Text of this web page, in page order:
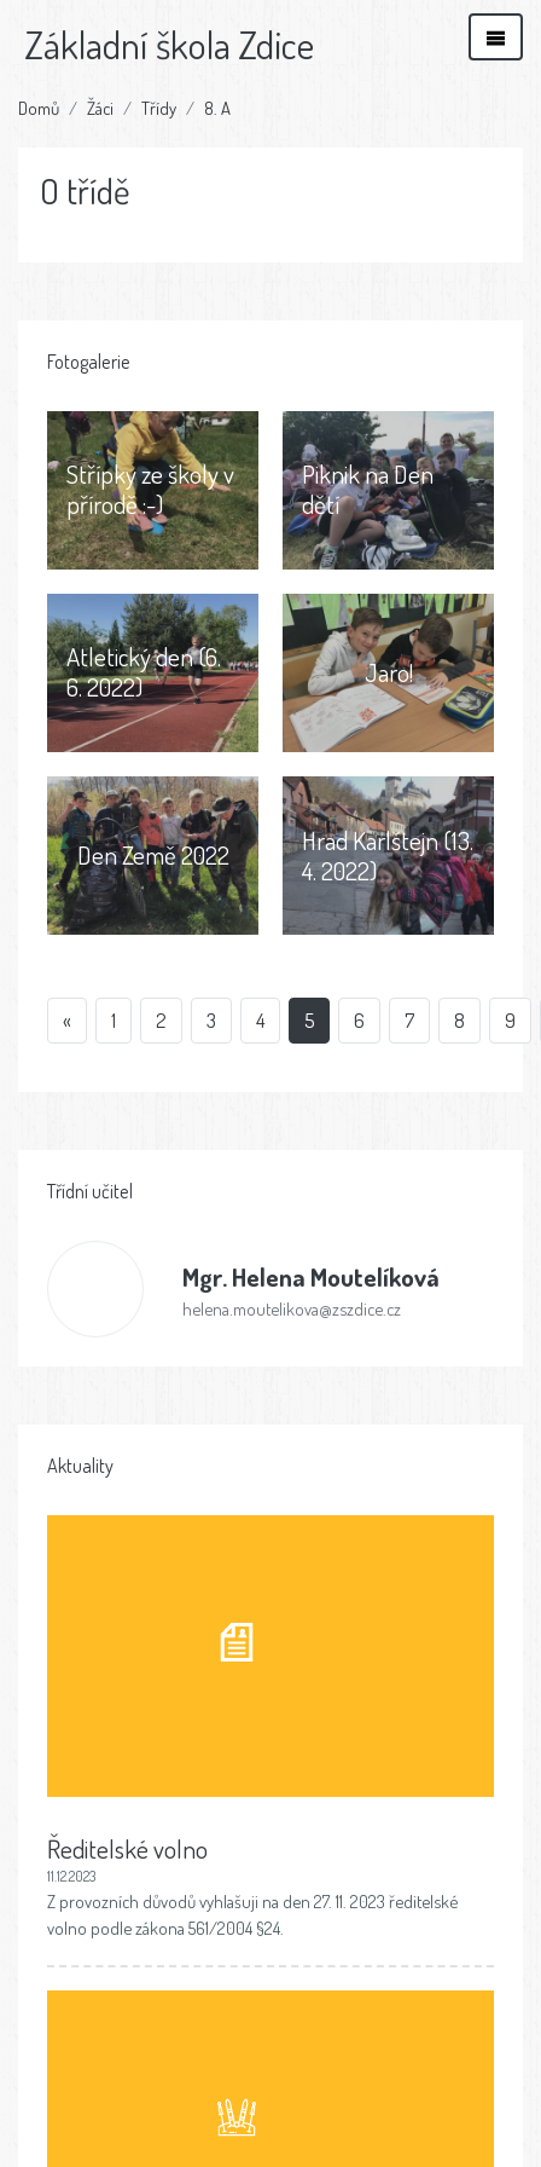
Základní škola Zdice
Domů Žáci Třídy 8. A
O třídě
Fotogalerie
Střípky ze školy v
přírodě :-)
Piknik na Den
dětí
Atletický den (6.
6. 2022)
Jaro!
Den Země 2022
Hrad Karlštejn (13.
4. 2022)
« 1 2 3 4 5 6 7 8 9
Třídní učitel
Mgr.Helena Moutelíková
helena.moutelikova@zszdice.cz
Aktuality
Ředitelské volno
11.12.2023
Z provozních důvodů vyhlašuji na den 27. 11. 2023 ředitelské
volno podle zákona 561/2004 §24.